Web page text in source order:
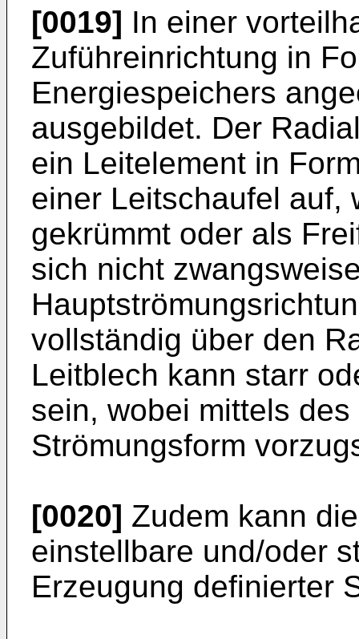
[0019] In einer
Zuführeinrichtung in
Energiespeichers
ausgebildet. Der
ein Leitelement in
einer Leitschaufel auf,
gekrümmt oder als
sich nicht
vollständig über den
Leitblech kann starr
sein, wobei mittels
Strömungsform
[0020] Zudem kann
einstellbare und/oder
Erzeugung definierter